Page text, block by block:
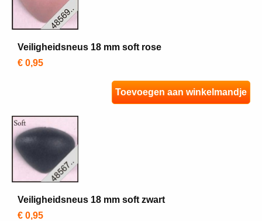
Veiligheidsneus 18 mm soft rose
€ 0,95
Toevoegen aan winkelmandje
Veiligheidsneus 18 mm soft zwart
€ 0,95